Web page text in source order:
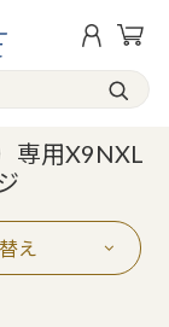
専用X9NXL
え